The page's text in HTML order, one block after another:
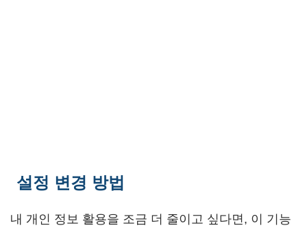
설정 변경 방법
내 개인 정보 활용을 조금 더 줄이고 싶다면, 이 기능